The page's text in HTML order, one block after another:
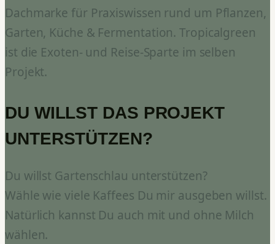
Dachmarke für Praxiswissen rund um Pflanzen,
Garten, Küche & Fermentation. Tropicalgreen
ist die Exoten- und Reise-Sparte im selben
Projekt.
DU WILLST DAS PROJEKT
UNTERSTÜTZEN?
Du willst Gartenschlau unterstützen?
Wähle wie viele Kaffees Du mir ausgeben willst.
Natürlich kannst Du auch mit und ohne Milch
wählen.